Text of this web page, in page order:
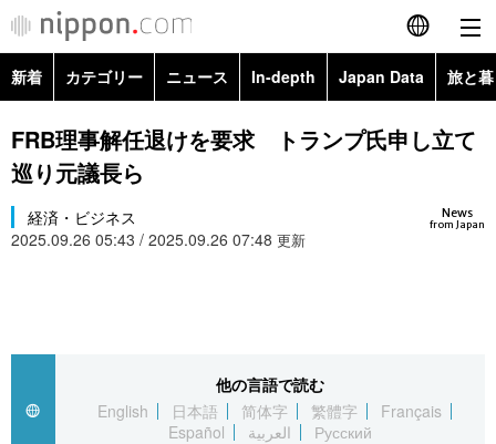
English
简体字
Русский
カテゴリー
国際
アーカイブ
Japan Data
新着 カテゴリー ニュース In-depth Japan Data 旅と
政治・外交
経済・ビジネス
国際・海外
文化
科学・技術
Topics
FRB理事解任退けを要求 トランプ氏申し立て
巡り元議長ら
News
from Japan
経済・ビジネス
2025.09.26 05:43 / 2025.09.26 07:48 更新
他の言語で読む
English
日本語 简体字 繁體字
Français
Español
العربية Русский